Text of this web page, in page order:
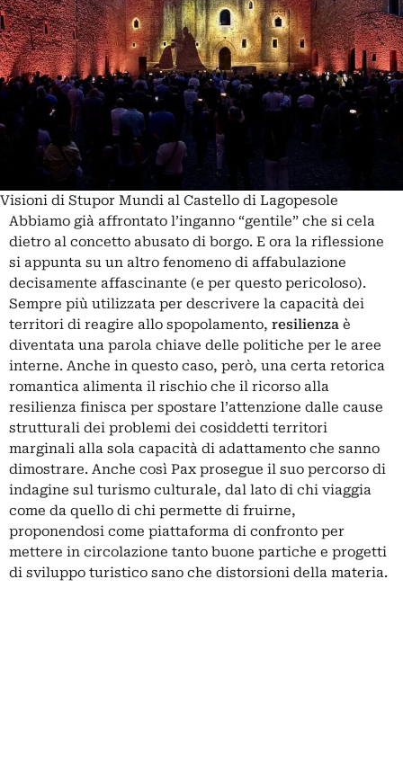
Visioni di Stupor Mundi al Castello di Lagopesole
Abbiamo già affrontato l’inganno “gentile” che si cela
dietro al concetto abusato di borgo. E ora la riflessione
si appunta su un altro fenomeno di affabulazione
decisamente affascinante (e per questo pericoloso).
Sempre più utilizzata per descrivere la capacità dei
territori di reagire allo spopolamento, resilienza è
diventata una parola chiave delle politiche per le aree
interne. Anche in questo caso, però, una certa retorica
romantica alimenta il rischio che il ricorso alla
resilienza finisca per spostare l’attenzione dalle cause
strutturali dei problemi dei cosiddetti territori
marginali alla sola capacità di adattamento che sanno
dimostrare. Anche così Pax prosegue il suo percorso di
indagine sul turismo culturale, dal lato di chi viaggia
come da quello di chi permette di fruirne,
proponendosi come piattaforma di confronto per
mettere in circolazione tanto buone partiche e progetti
di sviluppo turistico sano che distorsioni della materia.